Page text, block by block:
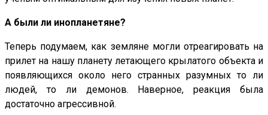
А были ли инопланетяне?
Теперь подумаем, как земляне могли отреагировать на
прилет на нашу планету летающего крылатого объекта и
появляющихся около него странных разумных то ли
людей, то ли демонов. Наверное, реакция была
достаточно агрессивной.